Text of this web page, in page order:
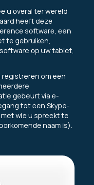
u overal ter wereld
heeft deze
software, een
te gebruiken,
op uw tablet,
om een
gebeurt via e-
tot een Skype-
wie u spreekt te
naam is).